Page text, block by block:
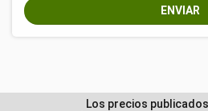
ENVIAR
Los precios